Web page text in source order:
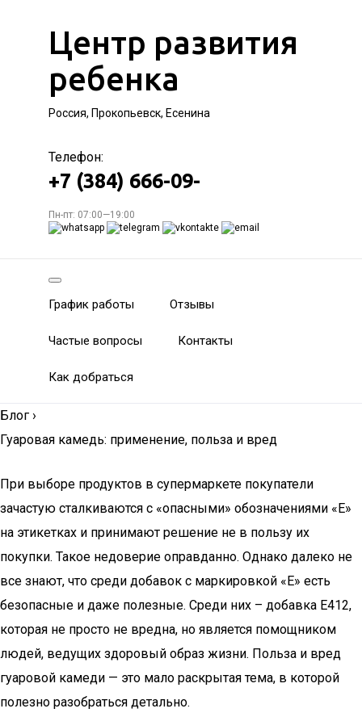
Центр развития
ребенка
Россия, Прокопьевск, Есенина
Телефон:
+7 (384) 666-09-
Пн-пт: 07:00—19:00
График работы Отзывы
Частые вопросы Контакты
Как добраться
Блог ›
Гуаровая камедь: применение, польза и вред
При выборе продуктов в супермаркете покупатели
зачастую сталкиваются с «опасными» обозначениями «Е»
на этикетках и принимают решение не в пользу их
покупки. Такое недоверие оправданно. Однако далеко не
все знают, что среди добавок с маркировкой «Е» есть
безопасные и даже полезные. Среди них – добавка Е412,
которая не просто не вредна, но является помощником
людей, ведущих здоровый образ жизни. Польза и вред
гуаровой камеди — это мало раскрытая тема, в которой
полезно разобраться детально.